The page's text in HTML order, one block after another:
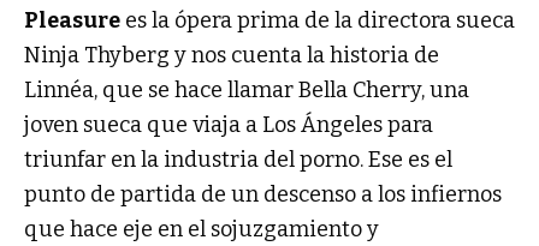
Pleasure es la ópera prima de la directora sueca
Ninja Thyberg y nos cuenta la historia de
Linnéa, que se hace llamar Bella Cherry, una
joven sueca que viaja a Los Ángeles para
triunfar en la industria del porno. Ese es el
punto de partida de un descenso a los infiernos
que hace eje en el sojuzgamiento y